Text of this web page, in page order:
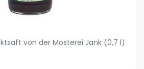
von der Mosterei Jank (0,7 l)